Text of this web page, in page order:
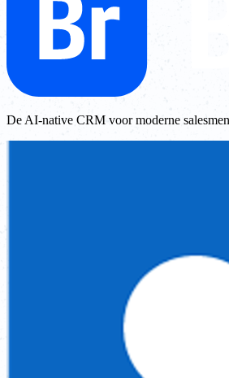
De AI-native CRM voor moderne